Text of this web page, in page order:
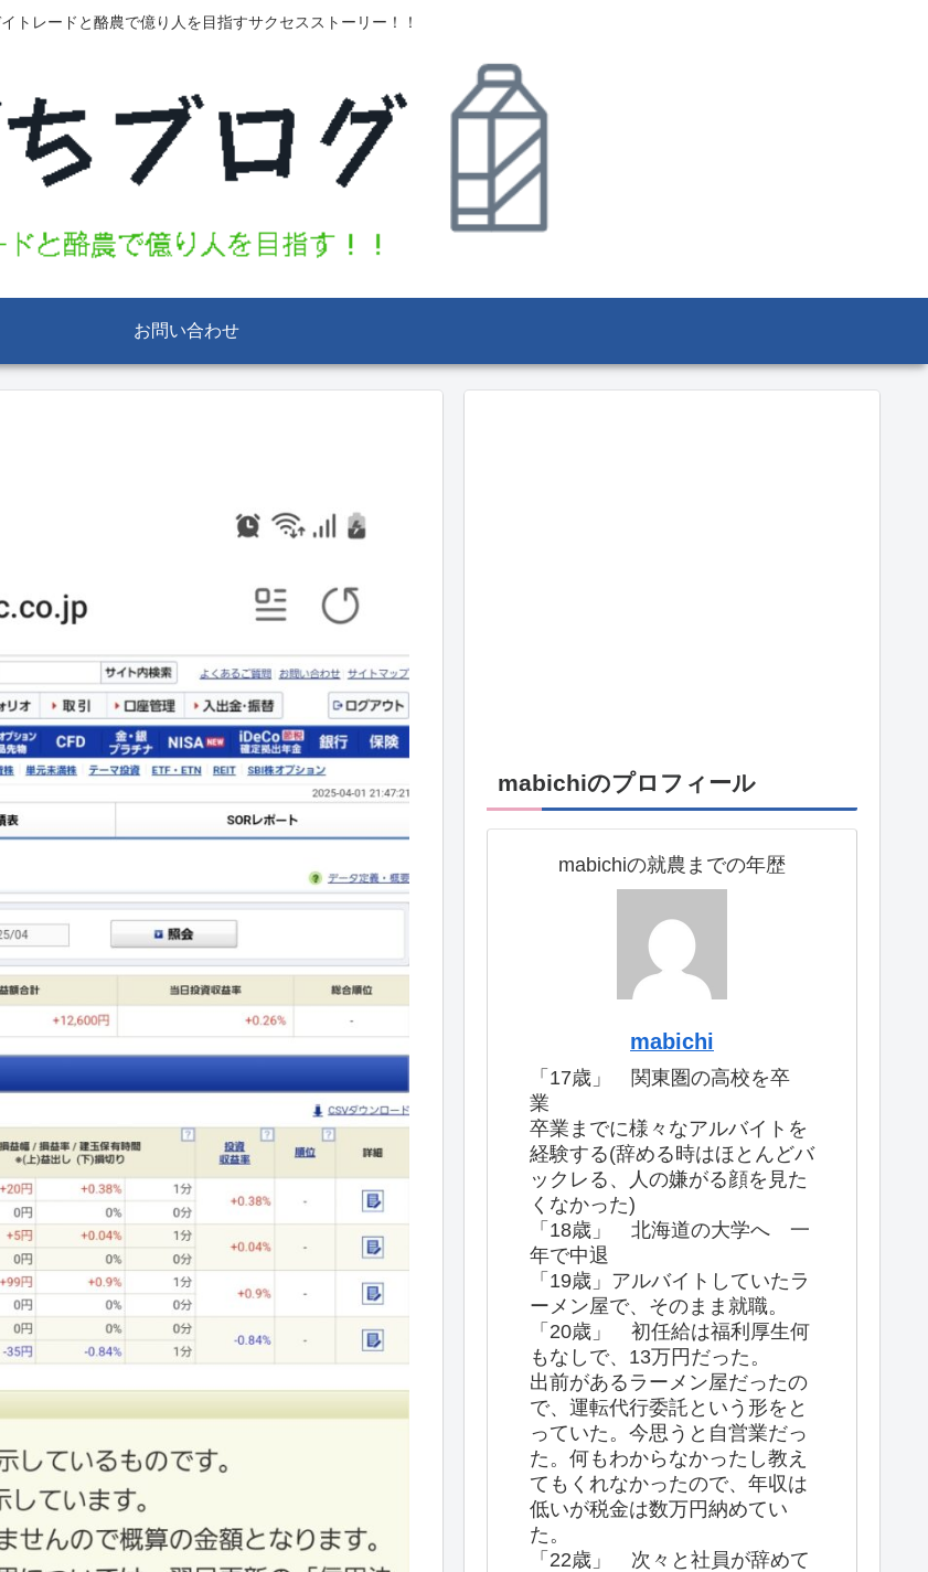
トレードと酪農で億り人を目指すサクセスストーリー！！
お問い合わせ
mabichiのプロフィール
mabichiの就農までの年歴
mabichi
「17歳」 関東圏の高校を卒
業
卒業までに様々なアルバイトを
経験する(辞める時はほとんどバ
ックレる、人の嫌がる顔を見た
くなかった)
「18歳」 北海道の大学へ 一
年で中退
「19歳」アルバイトしていたラ
ーメン屋で、そのまま就職。
「20歳」 初任給は福利厚生何
もなしで、13万円だった。
出前があるラーメン屋だったの
で、運転代行委託という形をと
っていた。今思うと自営業だっ
た。何もわからなかったし教え
てもくれなかったので、年収は
低いが税金は数万円納めてい
た。
「22歳」 次々と社員が辞めて